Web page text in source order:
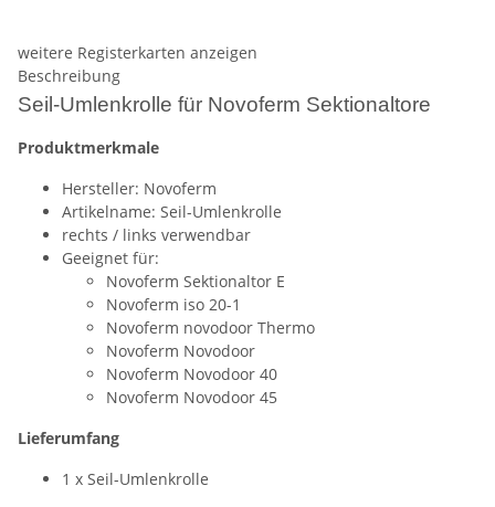
weitere Registerkarten anzeigen
Beschreibung
Seil-Umlenkrolle für Novoferm Sektionaltore
Produktmerkmale
Hersteller: Novoferm
Artikelname: Seil-Umlenkrolle
rechts / links verwendbar
Geeignet für:
Novoferm Sektionaltor E
Novoferm iso 20-1
Novoferm novodoor Thermo
Novoferm Novodoor
Novoferm Novodoor 40
Novoferm Novodoor 45
Lieferumfang
1 x Seil-Umlenkrolle